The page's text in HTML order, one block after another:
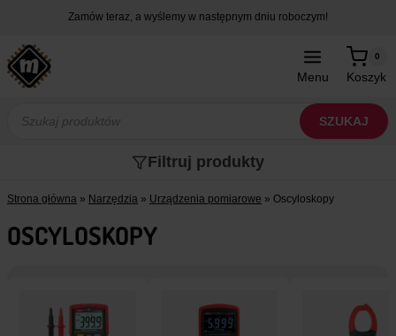
treści
Zamów teraz, a wyślemy w następnym dniu roboczym!
Menu Koszyk
0
produktów
SZUKAJ
Filtruj produkty
Strona główna » Narzędzia » Urządzenia pomiarowe » Oscyloskopy
OSCYLOSKOPY